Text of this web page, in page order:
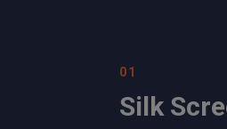
01
Silk